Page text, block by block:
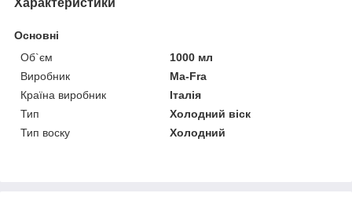
Основні
Об`єм
1000 мл
Виробник
Ma-Fra
Країна виробник
Італія
Тип
Холодний віск
Тип воску
Холодний